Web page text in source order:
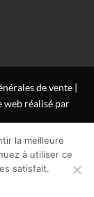
de vente|
web réalisé par
la meilleure
à utiliser ce
satisfait.